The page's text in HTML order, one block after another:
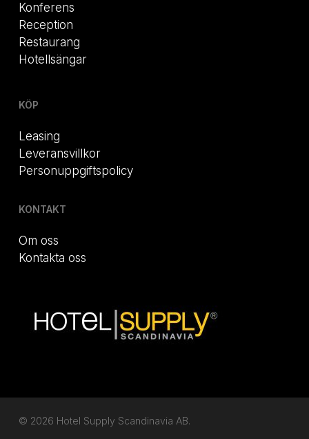
Konferens
Reception
Restaurang
Hotellsängar
KÖP
Leasing
Leveransvillkor
Personuppgiftspolicy
KONTAKT
Om oss
Kontakta oss
© 2026 Hotel Supply Scandinavia AB.